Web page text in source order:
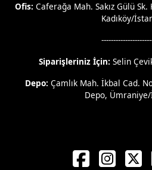
Ofis: Caferağa Mah. Sakız Gülü
Kadıköy/
Siparişleriniz İçin: Selin
Depo: Çamlık Mah. İkbal Cad.
Depo,